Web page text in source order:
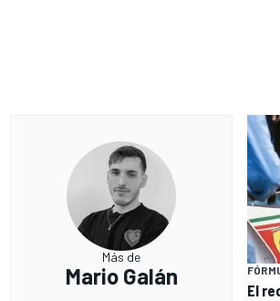
Más de
Mario Galán
El